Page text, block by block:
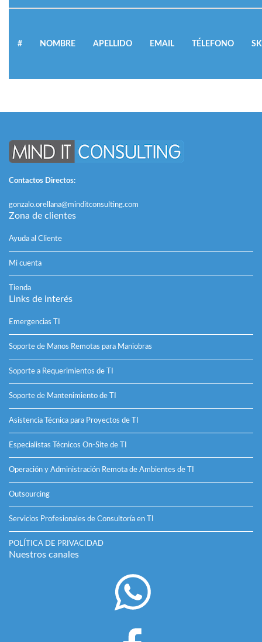
# NOMBRE APELLIDO EMAIL TÉLEFONO
Contactos Directos:
gonzalo.orellana@minditconsulting.com
Zona de clientes
Ayuda al Cliente
Mi cuenta
Tienda
Links de interés
Emergencias TI
Soporte de Manos Remotas para Maniobras
Soporte a Requerimientos de TI
Soporte de Mantenimiento de TI
Asistencia Técnica para Proyectos de TI
Especialistas Técnicos On-Site de TI
Operación y Administración Remota de Ambientes de TI
Outsourcing
Servicios Profesionales de Consultoría en TI
POLÍTICA DE PRIVACIDAD
Nuestros canales